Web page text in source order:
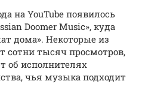
на YouTube появилось
Doomer Music», куда
дома». Некоторые из
сотни тысяч просмотров,
об исполнителях
чья музыка подходит